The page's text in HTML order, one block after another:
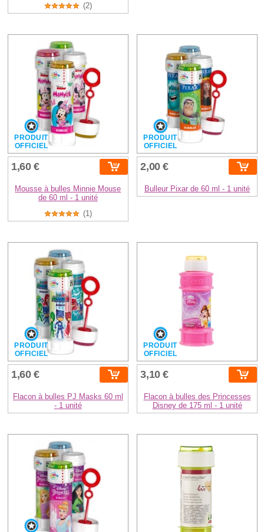
(2)
PRODUIT
OFFICIEL
1,60 €
Mousse à bulles Minnie Mouse
de 60 ml - 1 unité
(1)
PRODUIT
OFFICIEL
2,00 €
Bulleur Pixar de 60 ml - 1 unité
PRODUIT
OFFICIEL
1,60 €
Flacon à bulles PJ Masks 60 ml
- 1 unité
PRODUIT
OFFICIEL
3,10 €
Flacon à bulles des Princesses
Disney de 175 ml - 1 unité